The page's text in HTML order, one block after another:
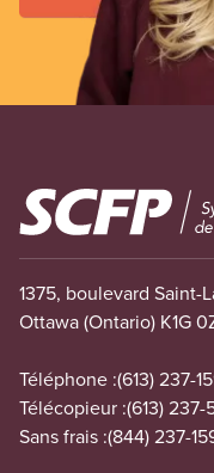
Image
1375, boulevard Saint-
Ottawa (Ontario) K1G
Téléphone :(613) 237-
Télécopieur :(613)
Sans frais :(844) 237-